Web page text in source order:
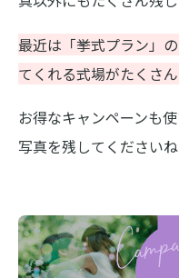
最近は「挙式プラン」
てくれる式場がたくさ
お得なキャンペーンも
写真を残してください